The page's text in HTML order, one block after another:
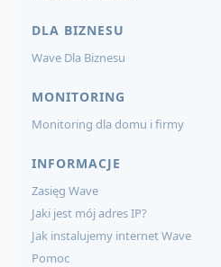
DLA BIZNESU
Wave Dla Biznesu
MONITORING
Monitoring dla domu i firmy
INFORMACJE
Zasięg Wave
Jaki jest mój adres IP?
Jak instalujemy internet Wave
Pomoc